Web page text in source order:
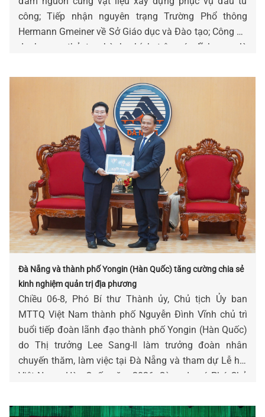
công; Tiếp nhận nguyên trạng Trường Phổ thông
Hermann Gmeiner về Sở Giáo dục và Đào tạo; Công bố
danh mục thủ tục hành chính trên các lĩnh vực…là
và các Phó Chủ tịch UBND thành phố ngày 06-8.
Đà Nẵng và thành phố Yongin (Hàn Quốc) tăng cường chia sẻ
kinh nghiệm quản trị địa phương
Chiều 06-8, Phó Bí thư Thành ủy, Chủ tịch Ủy ban
MTTQ Việt Nam thành phố Nguyễn Đình Vĩnh chủ trì
buổi tiếp đoàn lãnh đạo thành phố Yongin (Hàn Quốc)
do Thị trưởng Lee Sang-Il làm trưởng đoàn nhân
chuyến thăm, làm việc tại Đà Nẵng và tham dự Lễ hội
Việt Nam - Hàn Quốc năm 2026. Cùng dự có Phó Chủ
Nguyễn Thị Thu Lan.